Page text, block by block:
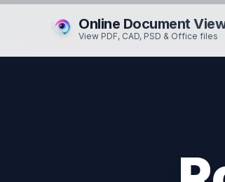
Online Document
View PDF, CAD, PSD & Office files